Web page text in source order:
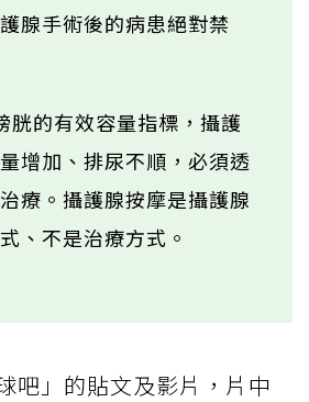
腺手術後的病患絕對禁
胱的有效容量指標，攝護
增加、排尿不順，必須透
療。攝護腺按摩是攝護腺
、不是治療方式。
吧」的貼文及影片，片中